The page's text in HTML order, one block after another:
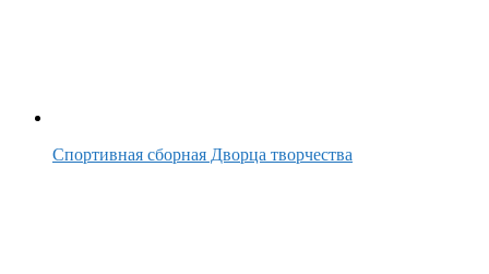
Спортивная сборная Дворца творчества